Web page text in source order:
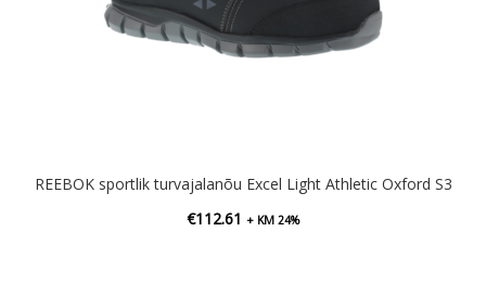
REEBOK sportlik turvajalanõu Excel Light Athletic Oxford S3
€112.61 + KM 24%